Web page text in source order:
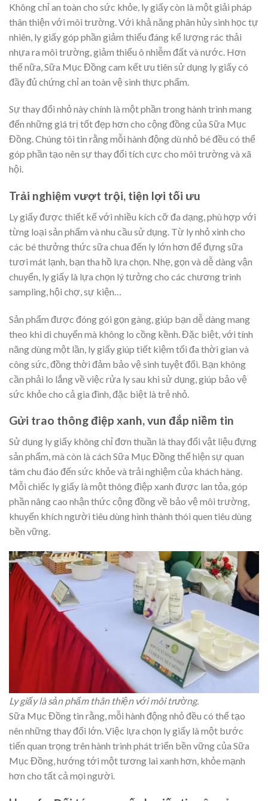
Không chỉ an toàn cho sức khỏe, ly giấy còn là một giải pháp
thân thiện với môi trường. Với khả năng phân hủy sinh học tự
nhiên, ly giấy góp phần giảm thiểu đáng kể lượng rác thải
nhựa ra môi trường, giảm thiểu ô nhiễm đất và nước. Hơn
thế nữa, Sữa Mục Đồng cam kết ưu tiên sử dụng ly giấy có
đầy đủ chứng chỉ an toàn vệ sinh thực phẩm.
Sự thay đổi nhỏ này chính là một phần trong hành trình mang
đến những giá trị tốt đẹp hơn cho cộng đồng của Sữa Mục
Đồng. Chúng tôi tin rằng mỗi hành động dù nhỏ bé đều có thể
góp phần tạo nên sự thay đổi tích cực cho môi trường và xã
hội.
Trải nghiệm vượt trội, tiện lợi tối ưu
Ly giấy được thiết kế với nhiều kích cỡ đa dạng, phù hợp với
từng loại sản phẩm và nhu cầu sử dụng. Từ ly nhỏ xinh cho
các bé thưởng thức sữa chua đến ly lớn hơn để đựng sữa
tươi mát lạnh, bạn tha hồ lựa chọn. Nhẹ, gọn và dễ dàng vận
chuyển, ly giấy là lựa chọn lý tưởng cho các chương trình
sampling, hội chợ, sự kiện…
Sản phẩm được đóng gói gọn gàng, giúp bạn dễ dàng mang
theo khi di chuyển mà không lo cồng kềnh. Đặc biệt, với tính
năng dùng một lần, ly giấy giúp tiết kiệm tối đa thời gian và
công sức, đồng thời đảm bảo vệ sinh tuyệt đối. Bạn không
cần phải lo lắng về việc rửa ly sau khi sử dụng, giúp bảo vệ
sức khỏe cho cả gia đình, đặc biệt là trẻ nhỏ.
Gửi trao thông điệp xanh, vun đắp niềm tin
Sử dụng ly giấy không chỉ đơn thuần là thay đổi vật liệu đựng
sản phẩm, mà còn là cách Sữa Mục Đồng thể hiện sự quan
tâm chu đáo đến sức khỏe và trải nghiệm của khách hàng.
Mỗi chiếc ly giấy là một thông điệp xanh được lan tỏa, góp
phần nâng cao nhận thức cộng đồng về bảo vệ môi trường,
khuyến khích người tiêu dùng hình thành thói quen tiêu dùng
bền vững.
Ly giấy là sản phẩm thân thiện với môi trường.
Sữa Mục Đồng tin rằng, mỗi hành động nhỏ đều có thể tạo
nên những thay đổi lớn. Việc lựa chọn ly giấy là một bước
tiến quan trọng trên hành trình phát triển bền vững của Sữa
Mục Đồng, hướng tới một tương lai xanh hơn, khỏe mạnh
hơn cho tất cả mọi người.